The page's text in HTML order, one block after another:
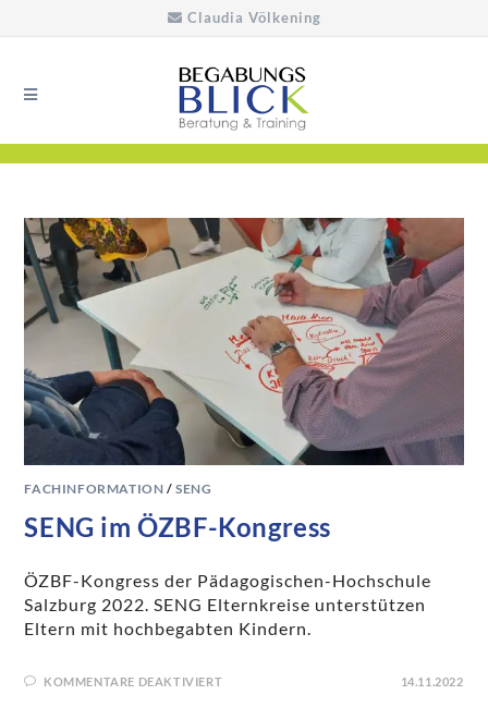
Claudia Völkening
FACHINFORMATION /SENG
SENG im ÖZBF-Kongress
ÖZBF-Kongress der Pädagogischen-Hochschule
Salzburg 2022. SENG Elternkreise unterstützen
Eltern mit hochbegabten Kindern.
KOMMENTARE DEAKTIVIERT 14.11.2022